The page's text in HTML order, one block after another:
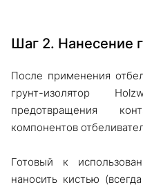
Шаг 2. Нанесение
После применения
грунт-изолятор
предотвращения
компонентов
Готовый к
наносить кистью